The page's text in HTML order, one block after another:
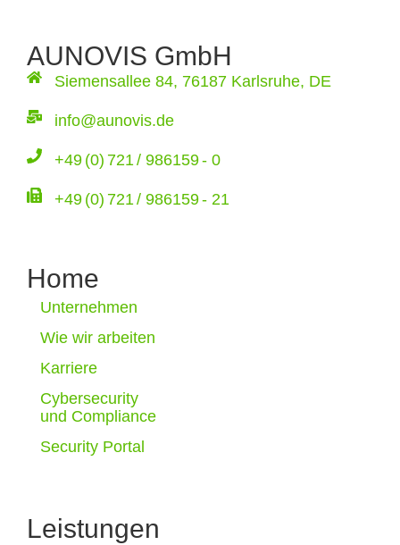
AUNOVIS GmbH
Siemensallee 84, 76187 Karlsruhe, DE
info@aunovis.de
+49 (0) 721 / 986159 - 0
+49 (0) 721 / 986159 - 21
Home
Unternehmen
Wie wir arbeiten
Karriere
Cybersecurity
und Compliance
Security Portal
Leistungen